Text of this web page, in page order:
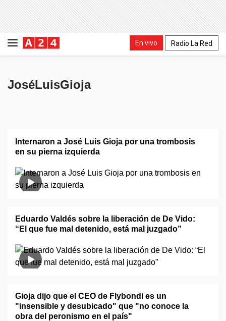
En vivo Radio La Red
JoséLuisGioja
Internaron a José Luis Gioja por una trombosis
en su pierna izquierda
Eduardo Valdés sobre la liberación de De Vido:
“El que fue mal detenido, está mal juzgado”
Gioja dijo que el CEO de Flybondi es un
"insensible y desubicado" que "no conoce la
obra del peronismo en el país"